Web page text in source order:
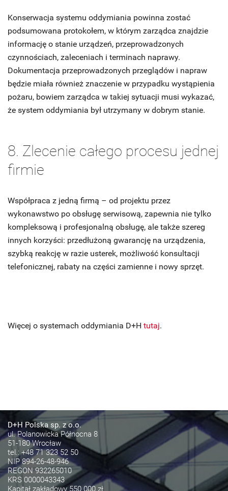
Konserwacja systemu oddymiania powinna zostać
podsumowana protokołem, w którym zarządca znajdzie
informację o stanie urządzeń, przeprowadzonych
czynnościach, zaleceniach i terminach naprawy.
Dokumentacja przeprowadzonych przeglądów i napraw
będzie miała również znaczenie w przypadku wystąpienia
pożaru, bowiem zarządca w takiej sytuacji musi wykazać,
że system oddymiania był utrzymany w dobrym stanie.
8. Zlecenie całego procesu jednej
firmie
Współpraca z jedną firmą – od projektu przez
wykonawstwo po obsługę serwisową, zapewnia nie tylko
kompleksową i profesjonalną obsługę, ale także szereg
innych korzyści: przedłużoną gwarancję na urządzenia,
szybką reakcję w razie usterek, możliwość konsultacji
telefonicznej, rabaty na części zamienne i nowy sprzęt.
Więcej o systemach oddymiania D+H tutaj.
D+H Polska sp. z o.o.
ul. Polanowicka Północna 8
51-180 Wrocław
tel.:+48 71 323 52 50
NIP 894-26-48-946
REGON 932265010
KRS 0000043343
Kapitał zakładowy 550 000 zł